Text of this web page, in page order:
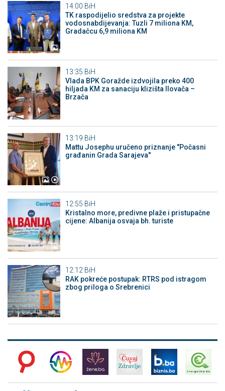
14:00 BiH
TK raspodijelio sredstva za projekte
vodosnabdijevanja: Tuzli 7 miliona KM,
Gradačcu 6,9 miliona KM
13:35 BiH
Vlada BPK Goražde izdvojila preko 400
hiljada KM za sanaciju klizišta Ilovača –
Brzača
13:19 BiH
Mattu Josephu uručeno priznanje "Počasni
građanin Grada Sarajeva"
12:55 BiH
Kristalno more, predivne plaže i pristupačne
cijene: Albanija osvaja bh. turiste
12:12 BiH
RAK pokreće postupak: RTRS pod istragom
zbog priloga o Srebrenici